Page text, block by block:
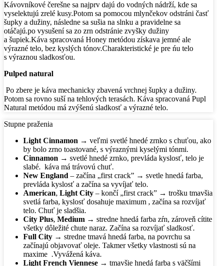
Kávovníkové čerešne sa najprv dajú do vodných nádrží, kde sa
vyselektujú zrelé kusy.Potom sa pomocou mlynčekov odstráni časť
šupky a dužiny, následne sa sušia na slnku a pravidelne sa
otáčajú.po vysušení sa zo zrn odstránie zvyšky dužiny
a šupiek.Káva spracovaná Honey metódou získava jemné ale
výrazné telo, bez kyslých tónov.Charakteristické je pre ńu telo
s výraznou sladkosťou.
Pulped natural
Po zbere je káva mechanicky zbavená vrchnej šupky a dužiny.
Potom sa rovno suší na tehlových terasách. Káva spracovaná Pupl
Natural metódou má zvýšenú sladkosť a výrazné telo.
Stupne praženia
Light Cinnamon → veľmi svetlé hnedé zrnko s chuťou, ako
by bolo zrno toastované, s výraznými kyselými tónmi.
Cinnamon → svetlé hnedé zrnko, prevláda kyslosť, telo je
slabé. káva má trávovú chuť.
New England – začína „first crack” → svetle hnedá farba,
prevláda kyslosť a začína sa vyvíjať telo.
American, Light City – končí „first crack” → trošku tmavšia
svetlá farba, kyslosť dosahuje maximum , začína sa rozvíjať
telo. Chuť je sladšia.
City Plus, Medium → stredne hnedá farba zŕn, zároveň cítite
všetky dôležité chute naraz. Začína sa rozvíjať sladkosť.
Full City → stredne tmavá hnedá farba, na povrchu sa
začínajú objavovať oleje. Takmer všetky vlastnosti sú na
maxime .Vyvážená káva.
Light French Viennese → tmavšie hnedá farba s väčšími